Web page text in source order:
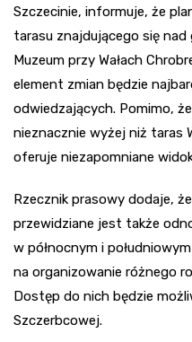
Szczecinie, informuje, że
tarasu znajdującego się
Muzeum przy Wałach
element zmian będzie
odwiedzających. Pomimo,
nieznacznie wyżej niż taras
oferuje niezapomniane
Rzecznik prasowy dodaje,
przewidziane jest także
w północnym i
na organizowanie różnego
Dostęp do nich będzie
Szczerbcowej.